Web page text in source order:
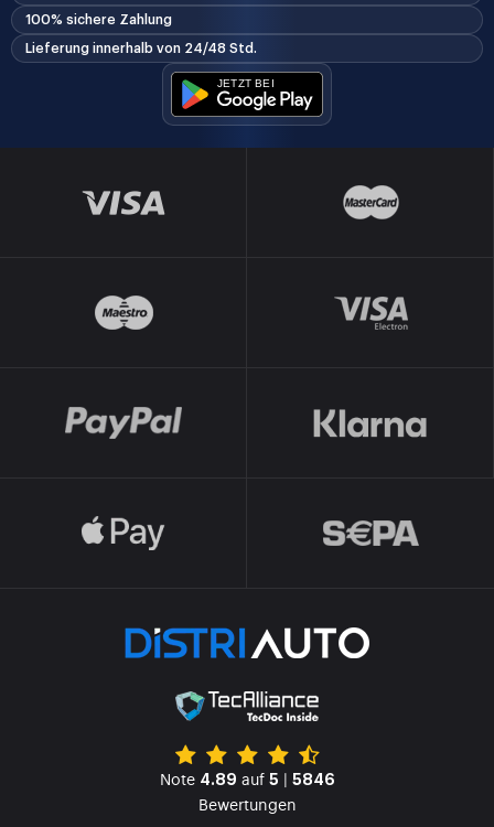
100% sichere Zahlung
Lieferung innerhalb von 24/48 Std.
Note 4.89 auf 5 | 5846
Bewertungen